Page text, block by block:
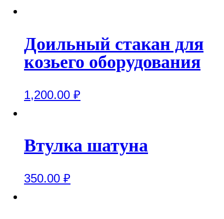
Доильный стакан для
козьего оборудования
1,200.00 ₽
Втулка шатуна
350.00 ₽